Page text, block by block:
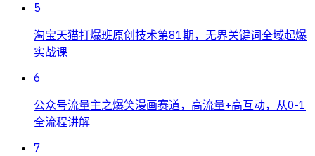
5
淘宝天猫打爆班原创技术第81期，无界关键词全域起爆
实战课
6
公众号流量主之爆笑漫画赛道，高流量+高互动，从0-1
全流程讲解
7